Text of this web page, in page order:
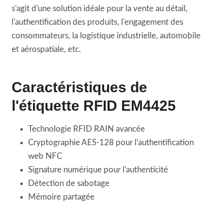
s'agit d'une solution idéale pour la vente au détail,
l'authentification des produits, l'engagement des
consommateurs, la logistique industrielle, automobile
et aérospatiale, etc.
Caractéristiques de
l'étiquette RFID EM4425
Technologie RFID RAIN avancée
Cryptographie AES-128 pour l'authentification
web NFC
Signature numérique pour l'authenticité
Détection de sabotage
Mémoire partagée